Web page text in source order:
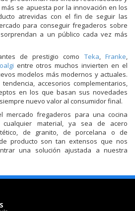
se apuesta por la innovación en los
atrevidas con el fin de seguir las
para conseguir fregaderos sobre
a un público cada vez más
de prestigio como Teka,Franke,
entre otros muchos invierten en el
modelos más modernos y actuales.
accesorios complementarios,
en los que basan sus novedades
nuevo valor al consumidor final.
mercado fregaderos para una cocina
cualquier material, ya sea de acero
de granito, de porcelana o de
producto son tan extensos que nos
una solución ajustada a nuestra